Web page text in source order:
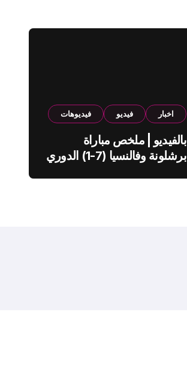
اخبار فيديو فيديوهات
بالفيديو | ملخص مباراة
برشلونة وفالنسيا (7-1) الدوري